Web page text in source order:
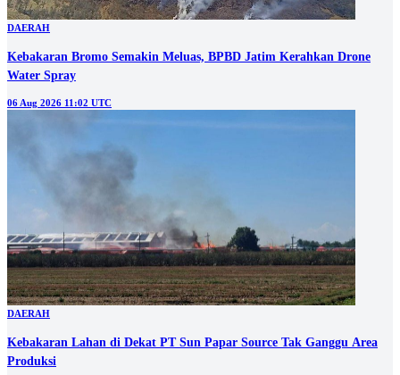
DAERAH
Kebakaran Bromo Semakin Meluas, BPBD Jatim Kerahkan Drone
Water Spray
06 Aug 2026 11:02 UTC
DAERAH
Kebakaran Lahan di Dekat PT Sun Papar Source Tak Ganggu Area
Produksi